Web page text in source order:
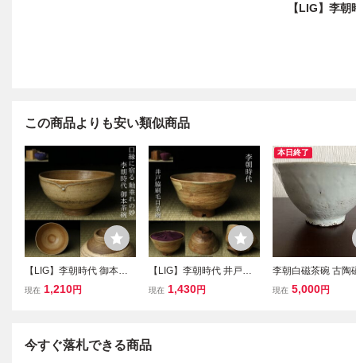
【LIG】李
この商品よりも安い類似商品
【LIG】李朝時代 御本茶
碗 箱 仕覆付 見事な仕立
現在 1,210円
【LIG】李朝時代 井戸脇
刷毛目茶碗 時代箱 中込
蔵品2607.724
現在 1,430円
本日終了
李朝白磁茶碗 古陶
品 茶道具 時代物
現在 5,000円
今すぐ落札できる商品